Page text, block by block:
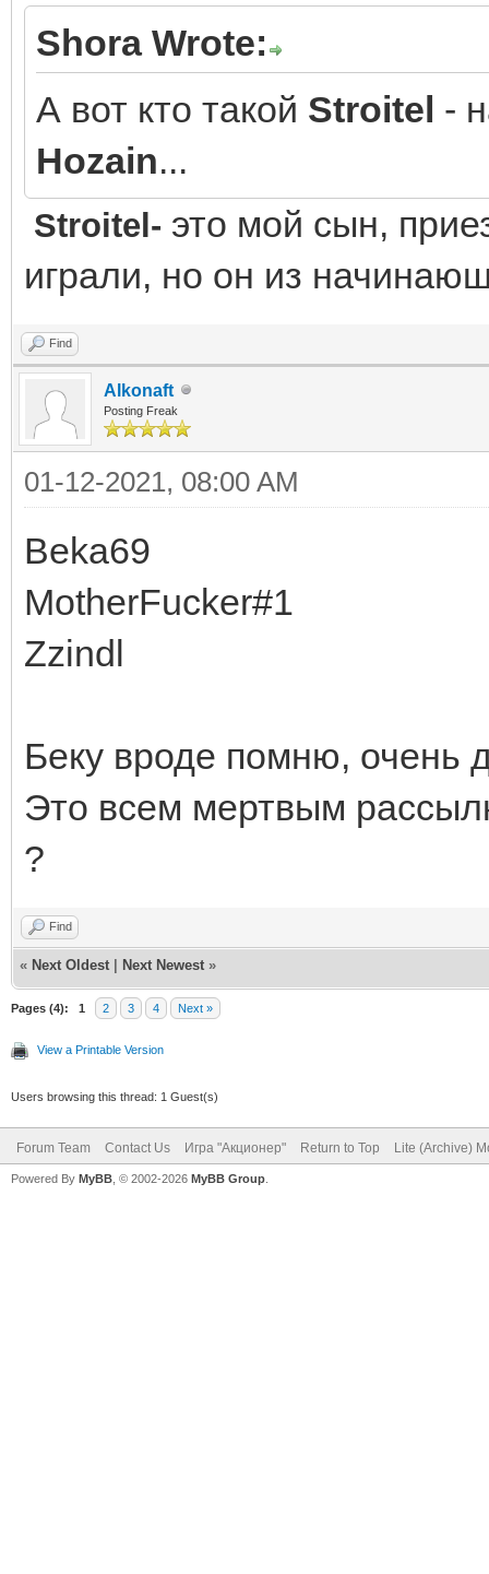
Shora Wrote:
А вот кто такой Stroitel -
Hozain...
Stroitel- это мой сын,
играли, но он из
Find
Alkonaft
Posting Freak
01-12-2021, 08:00 AM
Beka69
MotherFucker#1
Zzindl
Беку вроде помню, очень
Это всем мертвым
?
Find
« Next Oldest Next Newest »
Pages (4): 1 2 3 4 Next »
View a Printable Version
Users browsing this thread: 1 Guest(s)
Forum Team Contact Us Игра "Акционер" Return to Top Lite (Archive)
Powered By MyBB , © 2002-2026 MyBB Group